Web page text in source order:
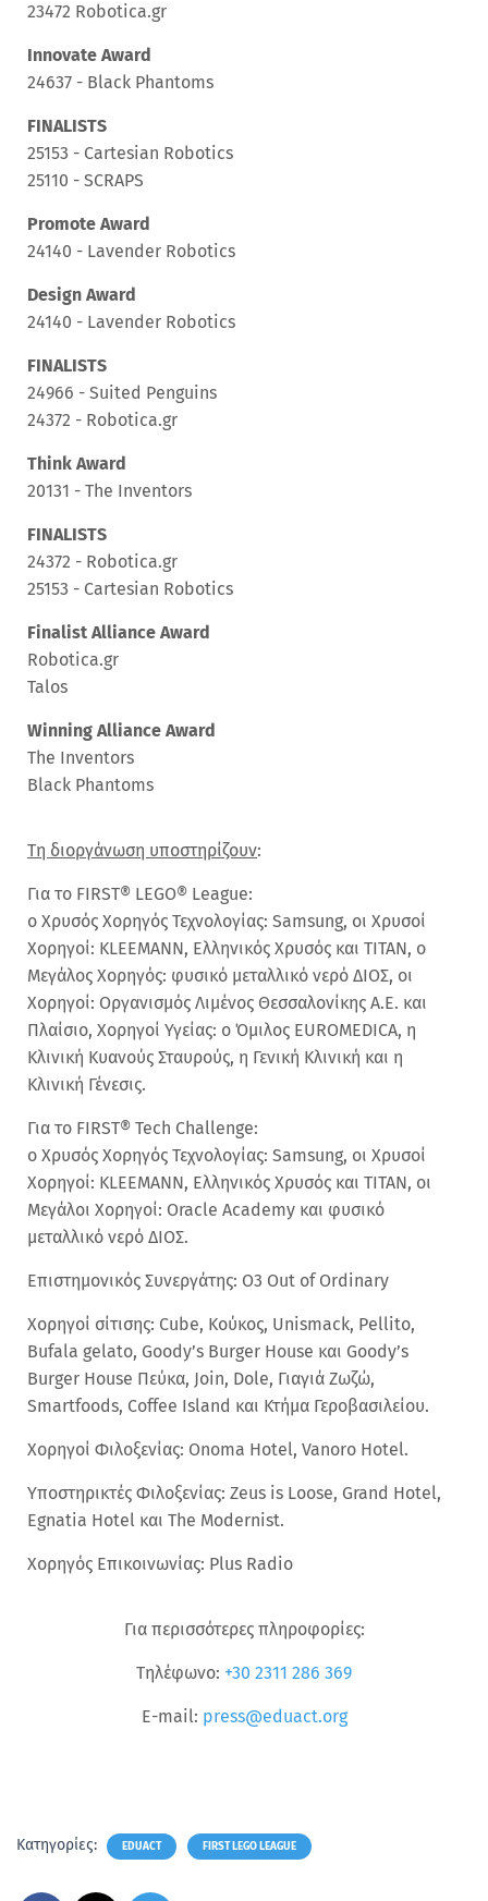
23472 Robotica.gr
Innovate Award
24637 - Black Phantoms
FINALISTS
25153 - Cartesian Robotics
25110 - SCRAPS
Promote Award
24140 - Lavender Robotics
Design Award
24140 - Lavender Robotics
FINALISTS
24966 - Suited Penguins
24372 - Robotica.gr
Think Award
20131 - The Inventors
FINALISTS
24372 - Robotica.gr
25153 - Cartesian Robotics
Finalist Alliance Award
Robotica.gr
Talos
Winning Alliance Award
The Inventors
Black Phantoms
Τη διοργάνωση υποστηρίζουν:
Για το FIRST® LEGO® League:
ο Χρυσός Χορηγός Τεχνολογίας: Samsung, οι Χρυσοί
Χορηγοί: KLEEMANN, Ελληνικός Χρυσός και ΤΙΤΑΝ, ο
Μεγάλος Χορηγός: φυσικό μεταλλικό νερό ΔΙΟΣ, οι
Χορηγοί: Οργανισμός Λιμένος Θεσσαλονίκης Α.Ε. και
Πλαίσιο, Χορηγοί Υγείας: ο Όμιλος EUROMEDICA, η
Κλινική Κυανούς Σταυρούς, η Γενική Κλινική και η
Κλινική Γένεσις.
Για το FIRST® Tech Challenge:
ο Χρυσός Χορηγός Τεχνολογίας: Samsung, οι Χρυσοί
Χορηγοί: KLEEMANN, Ελληνικός Χρυσός και ΤΙΤΑΝ, οι
Μεγάλοι Χορηγοί: Oracle Academy και φυσικό
μεταλλικό νερό ΔΙΟΣ.
Επιστημονικός Συνεργάτης: Ο3 Out of Ordinary
Χορηγοί σίτισης: Cube, Κούκος, Unismack, Pellito,
Bufala gelato, Goody’s Burger House και Goody’s
Burger House Πεύκα, Join, Dole, Γιαγιά Ζωζώ,
Smartfoods, Coffee Island και Κτήμα Γεροβασιλείου.
Χορηγοί Φιλοξενίας: Onoma Hotel, Vanoro Hotel.
Υποστηρικτές Φιλοξενίας: Zeus is Loose, Grand Hotel,
Egnatia Hotel και The Modernist.
Χορηγός Επικοινωνίας: Plus Radio
Για περισσότερες πληροφορίες:
Τηλέφωνο: +30 2311 286 369
E-mail: press@eduact.org
Κατηγορίες: EDUACT FIRST LEGO LEAGUE